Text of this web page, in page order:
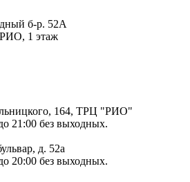
б-р. 52А
1 этаж
164, ТРЦ "РИО"
21:00 без выходных.
д. 52а
20:00 без выходных.